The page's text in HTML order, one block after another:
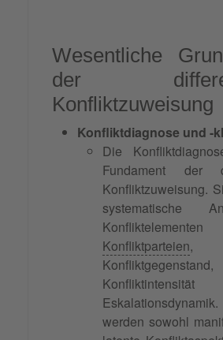
Wesentliche
der
Konfliktzuweisung
Konfliktdiagnose und -
Die
Fundament der
Konfliktzuweisung.
systematische
Konfliktparteien,
Konfliktgegenstand,
werden sowohl